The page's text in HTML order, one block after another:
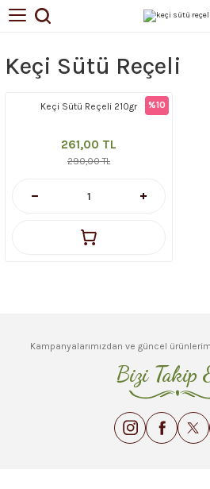
Geri Dön
Geri Dön
Yağı
Keçi Sütü Reçeli
%10
Keçi Sütü Reçeli 210gr
261,00 TL
290,00 TL
Kampanyalarımızdan ve güncel
Bizi Takip